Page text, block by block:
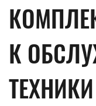
К
ТЕХНИКИ